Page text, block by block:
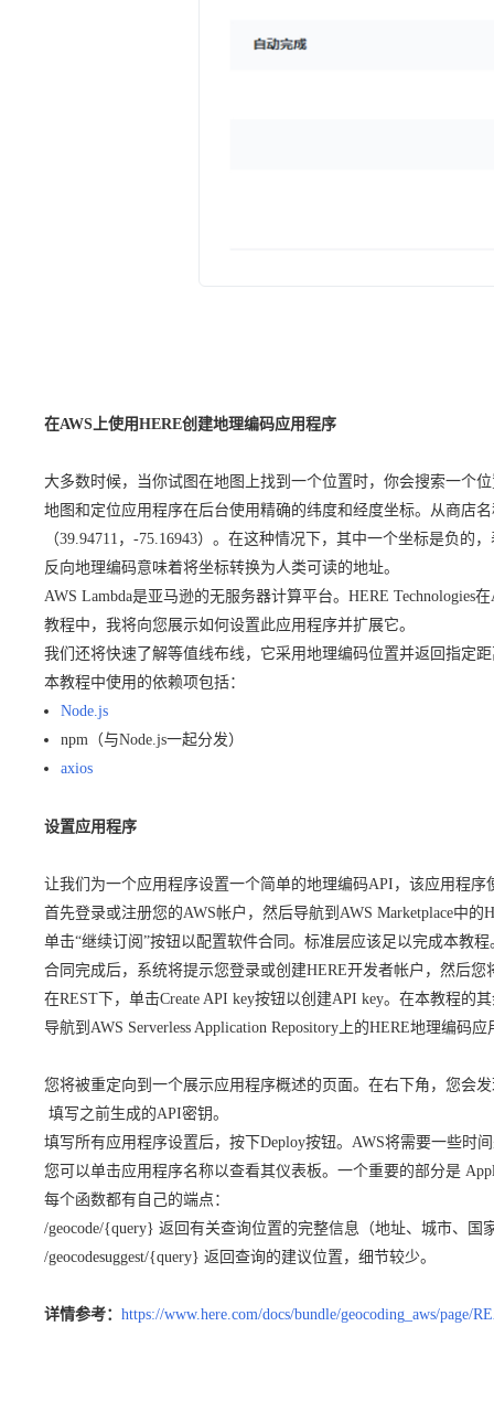
在AWS上使用HERE创建地理编码应用程序
大多数时候，当你试图在地图上找到一个位置时，你会搜索一个
地图和定位应用程序在后台使用精确的纬度和经度坐标。从商店
（39.94711，-75.16943）。在这种情况下，其中一个坐标是负的
反向地理编码意味着将坐标转换为人类可读的地址。
AWS Lambda是亚马逊的无服务器计算平台。HERE
教程中，我将向您展示如何设置此应用程序并扩展它。
我们还将快速了解等值线布线，它采用地理编码位置并返回指定
本教程中使用的依赖项包括：
Node.js
npm（与Node.js一起分发）
axios
设置应用程序
让我们为一个应用程序设置一个简单的地理编码API，该应用程序
首先登录或注册您的AWS帐户，然后导航到AWS Marketplace中
单击“继续订阅”按钮以配置软件合同。标准层应该足以完成本教程
合同完成后，系统将提示您登录或创建HERE开发者帐户，然后您
在REST下，单击Create API key按钮以创建API key。在本教程的
导航到AWS Serverless Application Repository上的HERE地理编码
您将被重定向到一个展示应用程序概述的页面。在右下角，您会
填写之前生成的API密钥。
填写所有应用程序设置后，按下Deploy按钮。AWS将需要一些时
您可以单击应用程序名称以查看其仪表板。一个重要的部分是
每个函数都有自己的端点：
/geocode/{query} 返回有关查询位置的完整信息（地址、城市、国
/geocodesuggest/{query} 返回查询的建议位置，细节较少。
详情参考： https://www.here.com/docs/bundle/geocoding_aws/page/